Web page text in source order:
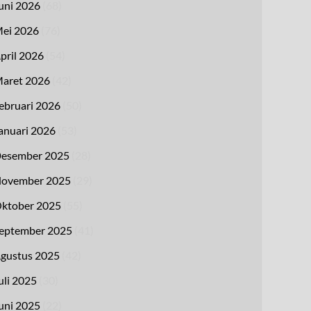
2026
2026
2026
2026
2026
2026
2025
2025
2025
2025
2025
2025
2025